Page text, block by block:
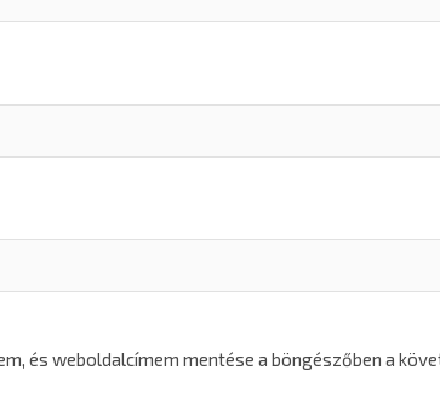
és weboldalcímem mentése a böngészőben a